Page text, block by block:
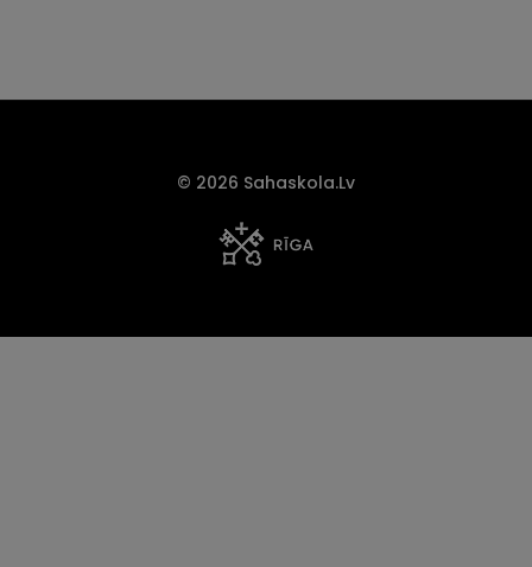
© 2026 Sahaskola.lv